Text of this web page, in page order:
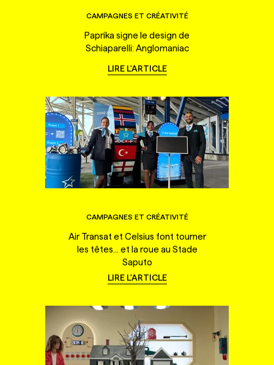
CAMPAGNES ET CRÉATIVITÉ
Paprika signe le design de
Schiaparelli: Anglomaniac
LIRE L'ARTICLE
CAMPAGNES ET CRÉATIVITÉ
Air Transat et Celsius font tourner
les têtes... et la roue au Stade
Saputo
LIRE L'ARTICLE